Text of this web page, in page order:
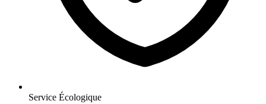
Service Écologique